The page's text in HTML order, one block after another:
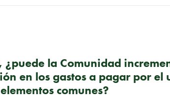
¿puede la Comunidad
en los gastos a pagar por el
comunes?